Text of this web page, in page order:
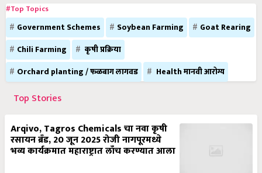
#Top Topics
Government Schemes Soybean Farming
Goat Rearing
Chili Farming
कृषी प्रक्रिया
Orchard planting / फळबाग लागवड
Health मानवी आरोग्य
Top Stories
Arqivo, Tagros Chemicals चा नवा कृषी
रसायन ब्रँड, 20 जून 2025 रोजी नागपूरमध्ये
भव्य कार्यक्रमात महाराष्ट्रात लाँच करण्यात आला